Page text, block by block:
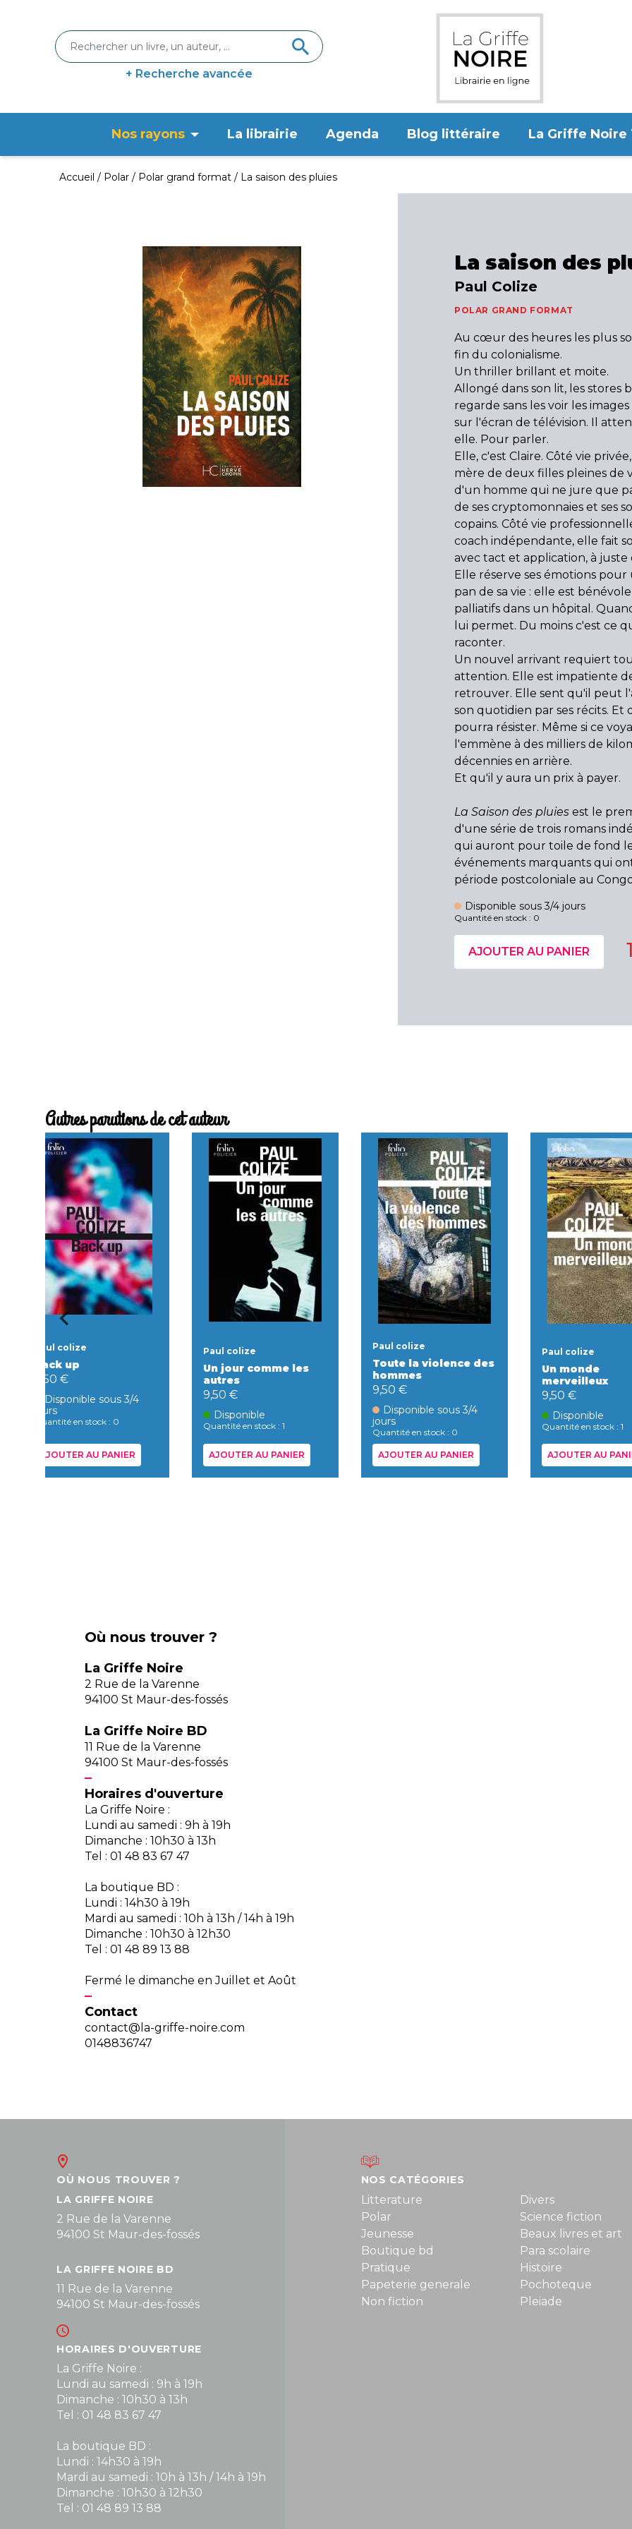
+ Recherche avancée
Nos rayons La librairie Agenda Blog littéraire La Griffe Noire
Accueil Polar Polar grand format La saison des pluies
La saison des
Paul Colize
POLAR GRAND FORMAT
Au cœur des heures les plus
fin du colonialisme.
Un thriller brillant et moite.
Allongé dans son lit, les stores
regarde sans les voir les
sur l'écran de télévision. Il
elle. Pour parler.
Elle, c'est Claire. Côté vie
mère de deux filles pleines de
d'un homme qui ne jure que
de ses cryptomonnaies et ses
copains. Côté vie
coach indépendante, elle fait
avec tact et application, à juste
Elle réserve ses émotions
pan de sa vie : elle est
palliatifs dans un hôpital.
lui permet. Du moins c'est ce
raconter.
Un nouvel arrivant requiert
attention. Elle est impatiente
retrouver. Elle sent qu'il peut
son quotidien par ses récits. Et
pourra résister. Même si ce
l'emmène à des milliers de
décennies en arrière.
Et qu'il y aura un prix à payer.
La Saison des pluies est le
d'une série de trois romans
qui auront pour toile de fond
événements marquants qui
période postcoloniale au
Disponible sous 3/4 jours
Quantité en stock : 0
AJOUTER AU PANIER
Autres parutions de cet auteur
Paul colize
Back up
9,50 €
Disponible sous 3/4
jours
Quantité en stock : 0
AJOUTER AU PANIER
Paul colize
Un jour comme les
autres
9,50 €
Disponible
Quantité en stock : 1
AJOUTER AU PANIER
Paul colize
Toute la violence des
hommes
9,50 €
Disponible sous 3/4
jours
Quantité en stock : 0
AJOUTER AU PANIER
Paul colize
Un monde
merveilleux
9,50 €
Disponible
Quantité en stock : 1
AJOUTER AU
Où nous trouver ?
La Griffe Noire
2 Rue de la Varenne
94100 St Maur-des-fossés
La Griffe Noire BD
11 Rue de la Varenne
94100 St Maur-des-fossés
Horaires d'ouverture
La Griffe Noire :
Lundi au samedi : 9h à 19h
Dimanche : 10h30 à 13h
Tel : 01 48 83 67 47
La boutique BD :
Lundi : 14h30 à 19h
Mardi au samedi : 10h à 13h / 14h à 19h
Dimanche : 10h30 à 12h30
Tel : 01 48 89 13 88
Fermé le dimanche en Juillet et Août
Contact
contact@la-griffe-noire.com
0148836747
OÙ NOUS TROUVER ?
LA GRIFFE NOIRE
2 Rue de la Varenne
94100 St Maur-des-fossés
LA GRIFFE NOIRE BD
11 Rue de la Varenne
94100 St Maur-des-fossés
HORAIRES D'OUVERTURE
La Griffe Noire :
Lundi au samedi : 9h à 19h
Dimanche : 10h30 à 13h
Tel : 01 48 83 67 47
La boutique BD :
Lundi : 14h30 à 19h
Mardi au samedi : 10h à 13h / 14h à 19h
Dimanche : 10h30 à 12h30
Tel : 01 48 89 13 88
NOS CATÉGORIES
Litterature
Polar
Jeunesse
Boutique bd
Pratique
Papeterie generale
Non fiction
Divers
Science fiction
Beaux livres et art
Para scolaire
Histoire
Pochoteque
Pleiade